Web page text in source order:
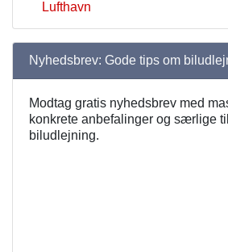
Lufthavn
Nyhedsbrev: Gode tips om
Modtag gratis nyhedsbrev med
konkrete anbefalinger og særlige
biludlejning.